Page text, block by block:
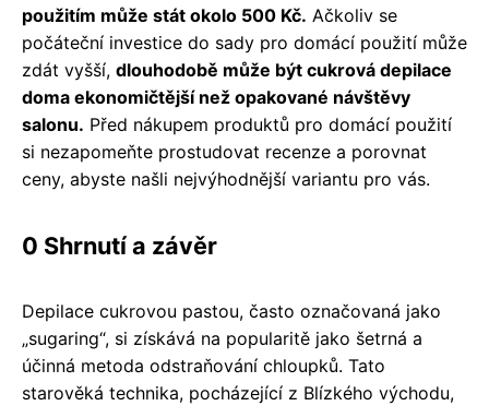
použitím může stát okolo 500 Kč. Ačkoliv se
počáteční investice do sady pro domácí použití může
zdát vyšší, dlouhodobě může být cukrová depilace
doma ekonomičtější než opakované návštěvy
salonu. Před nákupem produktů pro domácí použití
si nezapomeňte prostudovat recenze a porovnat
ceny, abyste našli nejvýhodnější variantu pro vás.
0 Shrnutí a závěr
Depilace cukrovou pastou, často označovaná jako
„sugaring“, si získává na popularitě jako šetrná a
účinná metoda odstraňování chloupků. Tato
starověká technika, pocházející z Blízkého východu,